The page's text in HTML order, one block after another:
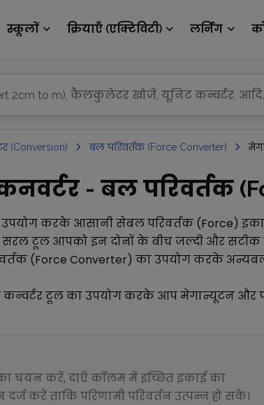
स्कूलों क्रियाएँ (एक्टिविटी) लर्निंग
बल परिवर्तक (Force Converter)
- बल परिवर्तक
उपयोग करके आसानी सेबल परिवर्तक (Force)
टूल आपको इन दोनों के बीच जल्दी और सटीक
(Force Converter) का उपयोग करके अन्य
कन्वर्टर टूल का उपयोग करके आपमेगान्यूटन और
चयन करें, दाएँ कॉलम में इच्छित इकाई का
करें ताकि परिणामी परिवर्तन उत्पन्न हो सके।